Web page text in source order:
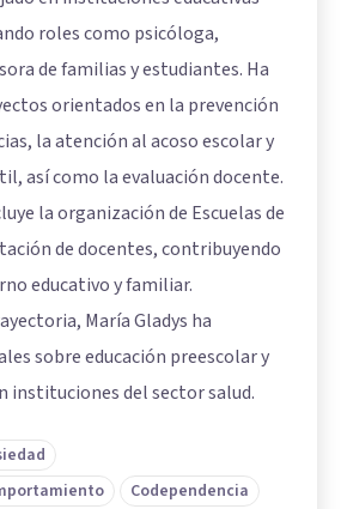
roles como psicóloga,
de familias y estudiantes. Ha
orientados en la prevención
la atención al acoso escolar y
así como la evaluación docente.
la organización de Escuelas de
de docentes, contribuyendo
educativo y familiar.
María Gladys ha
sobre educación preescolar y
instituciones del sector salud.
Codependencia